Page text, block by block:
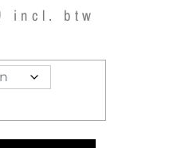
incl. btw